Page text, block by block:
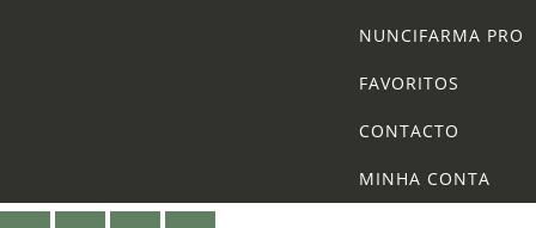
NUNCIFARMA PRO
FAVORITOS
CONTACTO
MINHA CONTA